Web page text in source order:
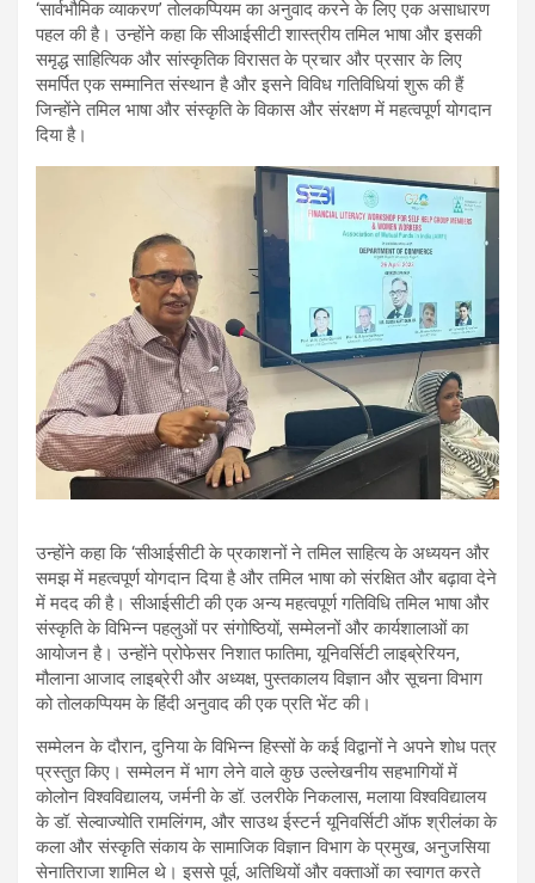
‘सार्वभौमिक व्याकरण’ तोलकप्पियम का अनुवाद करने के लिए एक असाधारण
पहल की है। उन्होंने कहा कि सीआईसीटी शास्त्रीय तमिल भाषा और इसकी
समृद्ध साहित्यिक और सांस्कृतिक विरासत के प्रचार और प्रसार के लिए
समर्पित एक सम्मानित संस्थान है और इसने विविध गतिविधियां शुरू की हैं
जिन्होंने तमिल भाषा और संस्कृति के विकास और संरक्षण में महत्वपूर्ण योगदान
दिया है।
उन्होंने कहा कि ‘सीआईसीटी के प्रकाशनों ने तमिल साहित्य के अध्ययन और
समझ में महत्वपूर्ण योगदान दिया है और तमिल भाषा को संरक्षित और बढ़ावा देने
में मदद की है। सीआईसीटी की एक अन्य महत्वपूर्ण गतिविधि तमिल भाषा और
संस्कृति के विभिन्न पहलुओं पर संगोष्ठियों, सम्मेलनों और कार्यशालाओं का
आयोजन है। उन्होंने प्रोफेसर निशात फातिमा, यूनिवर्सिटी लाइब्रेरियन,
मौलाना आजाद लाइब्रेरी और अध्यक्ष, पुस्तकालय विज्ञान और सूचना विभाग
को तोलकप्पियम के हिंदी अनुवाद की एक प्रति भेंट की।
सम्मेलन के दौरान, दुनिया के विभिन्न हिस्सों के कई विद्वानों ने अपने शोध पत्र
प्रस्तुत किए। सम्मेलन में भाग लेने वाले कुछ उल्लेखनीय सहभागियों में
कोलोन विश्वविद्यालय, जर्मनी के डॉ. उलरीके निकलास, मलाया विश्वविद्यालय
के डॉ. सेल्वाज्योति रामलिंगम, और साउथ ईस्टर्न यूनिवर्सिटी ऑफ श्रीलंका के
कला और संस्कृति संकाय के सामाजिक विज्ञान विभाग के प्रमुख, अनुजसिया
सेनातिराजा शामिल थे। इससे पूर्व, अतिथियों और वक्ताओं का स्वागत करते